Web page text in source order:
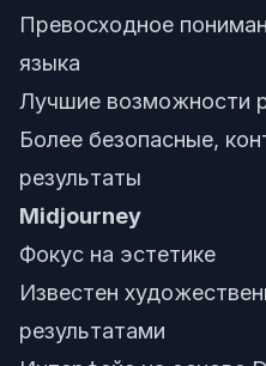
Превосходное
языка
Лучшие возможности
Более безопасные,
результаты
Midjourney
Фокус на эстетике
Известен
результатами